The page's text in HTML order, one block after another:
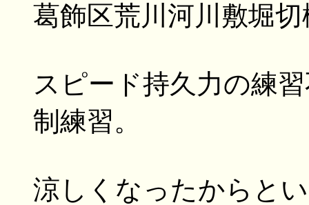
葛飾区荒川河川敷堀
スピード持久力の練
制練習。
涼しくなったからと